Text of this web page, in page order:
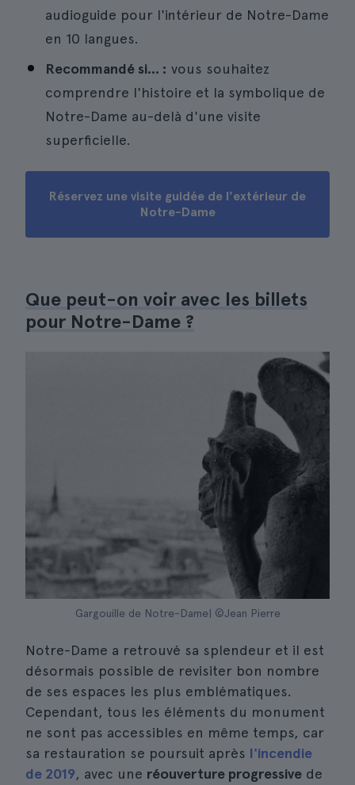
audioguide pour l'intérieur de Notre-Dame
en 10 langues.
Recommandé si... : vous souhaitez
comprendre l'histoire et la symbolique de
Notre-Dame au-delà d'une visite
superficielle.
Réservez une visite guidée de l'extérieur de
Notre-Dame
Que peut-on voir avec les billets
pour Notre-Dame ?
Gargouille de Notre-Dame| ©Jean Pierre
Notre-Dame a retrouvé sa splendeur et il est
désormais possible de revisiter bon nombre
de ses espaces les plus emblématiques.
Cependant, tous les éléments du monument
ne sont pas accessibles en même temps, car
sa restauration se poursuit après l'incendie
de 2019, avec une réouverture progressive de